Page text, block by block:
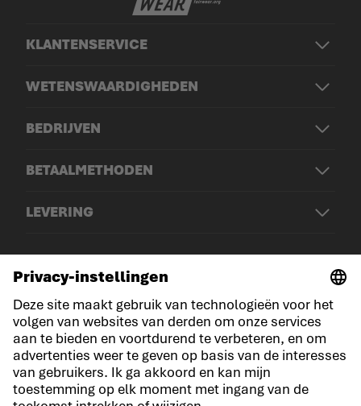
KLANTENSERVICE
WETENSWAARDIGHEDEN
BEDRIJVEN
BETAALMETHODEN
LEVERING
© LOWA Sportschuhe GmbH
Aankondiging
Privacy
Cookies